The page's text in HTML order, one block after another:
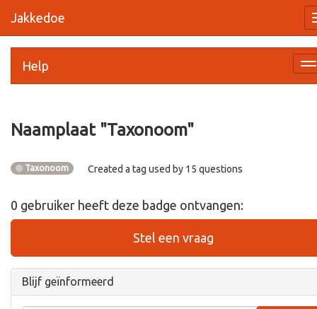
Jakkedoe
Help
Naamplaat "Taxonoom"
Taxonoom Created a tag used by 15 questions
0 gebruiker heeft deze badge ontvangen:
Stel een vraag
Blijf geïnformeerd